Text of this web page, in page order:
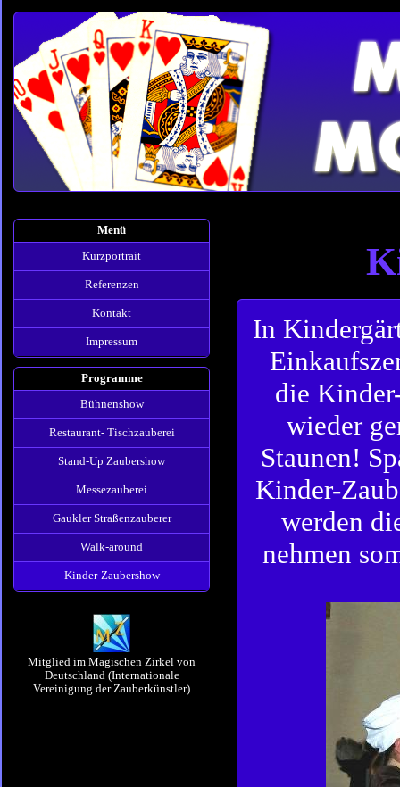
Menü
Kurzportrait
Referenzen
Kontakt
Impressum
Programme
Bühnenshow
Restaurant- Tischzauberei
Stand-Up Zaubershow
Messezauberei
Gaukler Straßenzauberer
Walk-around
Kinder-Zaubershow
Mitglied im Magischen Zirkel von
Deutschland (Internationale
Vereinigung der Zauberkünstler)
In
die
wieder
Staunen!
Kinder-
werden
nehmen